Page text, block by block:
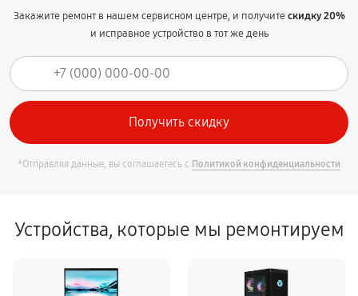
Закажите ремонт в нашем сервисном центре, и получитескидку 20%
и исправное устройство в тот же день
*Отправляя данные, вы соглашаетесь с Политикой конфиденциальности
Устройства, которые мы ремонтируем